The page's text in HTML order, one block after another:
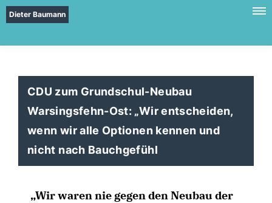
Dieter Baumann
CDU zum Grundschul-Neubau
Warsingsfehn-Ost: „Wir entscheiden,
wenn wir alle Optionen kennen und
nicht nach Bauchgefühl
Wir waren nie gegen den Neubau der